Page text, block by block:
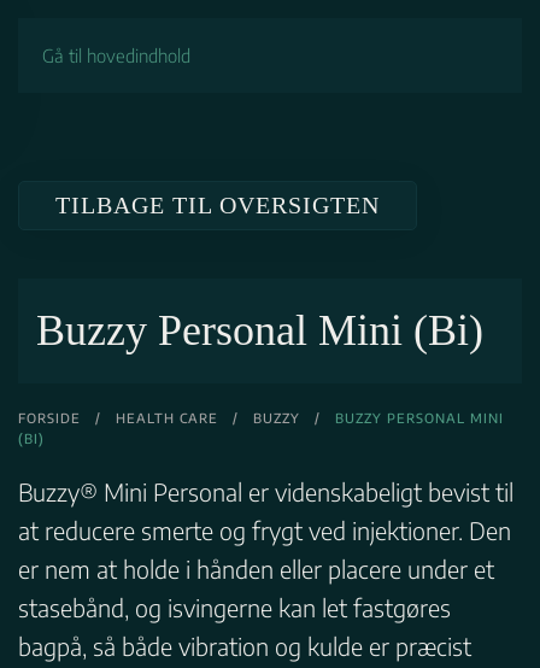
Gå til hovedindhold
TILBAGE TIL OVERSIGTEN
Buzzy Personal Mini (Bi)
FORSIDE / HEALTH CARE / BUZZY /
BUZZY PERSONAL MINI
(BI)
Buzzy® Mini Personal er videnskabeligt bevist til
at reducere smerte og frygt ved injektioner. Den
er nem at holde i hånden eller placere under et
stasebånd, og isvingerne kan let fastgøres
bagpå, så både vibration og kulde er præcist